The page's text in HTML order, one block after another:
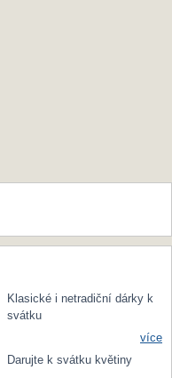
Klasické i netradiční dárky k
svátku
více
Darujte k svátku květiny